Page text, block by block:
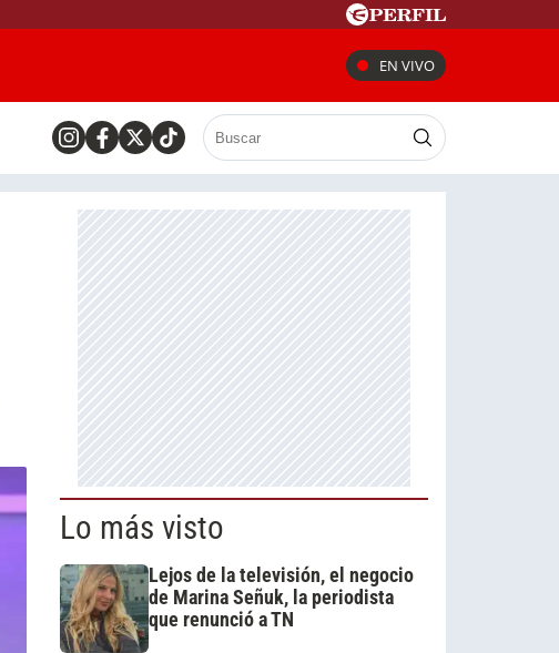
EN VIVO
Lo más visto
Lejos de la televisión, el negocio
de Marina Señuk, la periodista
que renunció a TN